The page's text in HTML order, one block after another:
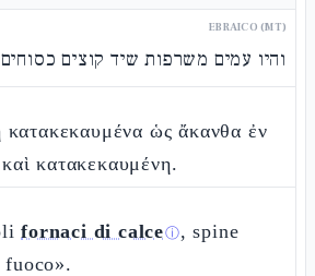
EBRAICO (MT)
והיו עמים משרפות שיד קוצים
κατακεκαυμένα ὡς ἄκανθα ἐν
κατακεκαυμένη.
fornaci di calceⓘ, spine